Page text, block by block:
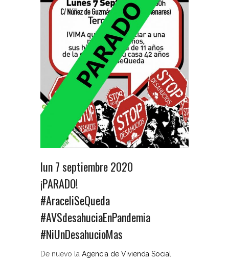
lun 7 septiembre 2020
¡PARADO!
#AraceliSeQueda
#AVSdesahuciaEnPandemia
#NiUnDesahucioMas
De nuevo la Agencia de Vivienda Social